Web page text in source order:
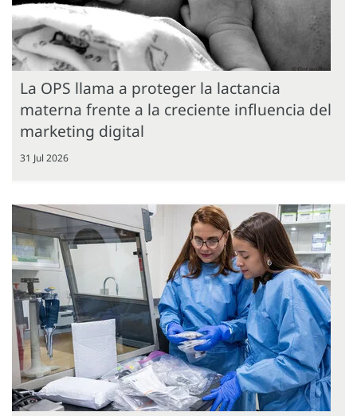
La OPS llama a proteger la lactancia
materna frente a la creciente influencia del
marketing digital
31 Jul 2026